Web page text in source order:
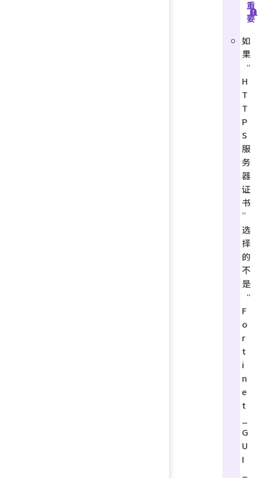
重
要
如
果
“
H
T
T
P
S
服
务
器
证
书
”
选
择
的
不
是
“
F
o
r
t
i
n
e
t
G
U
I